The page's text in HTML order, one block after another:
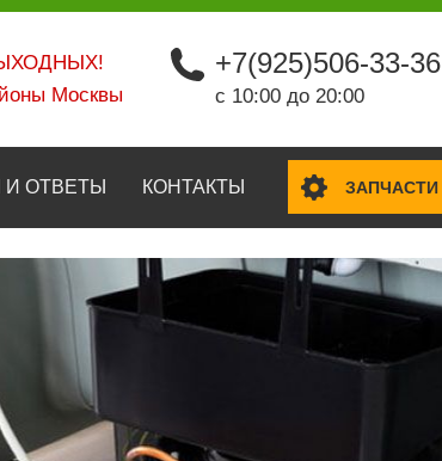
Москвы
+7(925)506-33-36
с 10:00 до 20:00
ОТВЕТЫ КОНТАКТЫ ЗАПЧАСТИ